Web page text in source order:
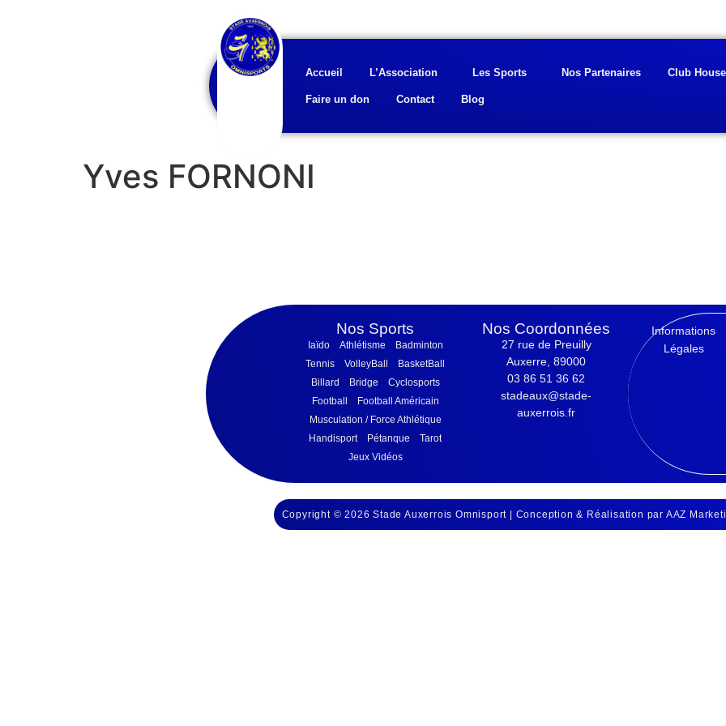
Accueil L’Association Les Sports Nos Partenaires Club House
Faire un don Contact Blog
Yves FORNONI
Nos Sports
Iaïdo Athlétisme
Badminton
Tennis
VolleyBall
BasketBall
Billard
Bridge
Cyclosports
Football
Football Américain
Musculation / Force Athlétique
Handisport
Pétanque
Tarot
Jeux Vidéos
Nos Coordonnées
27 rue de Preuilly
Auxerre, 89000
03 86 51 36 62
stadeaux@stade-
auxerrois.fr
Informations
Légales
Copyright © 2026 Stade Auxerrois Omnisport | Conception & Réalisation par AAZ